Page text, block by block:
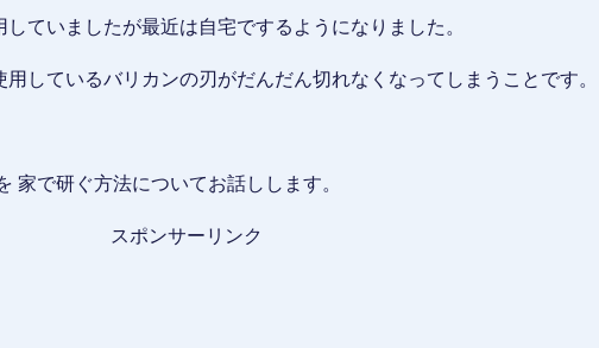
ていましたが最近は自宅でするようになりました。
しているバリカンの刃がだんだん切れなくなってしまうことです。
家で研ぐ方法についてお話しします。
スポンサーリンク